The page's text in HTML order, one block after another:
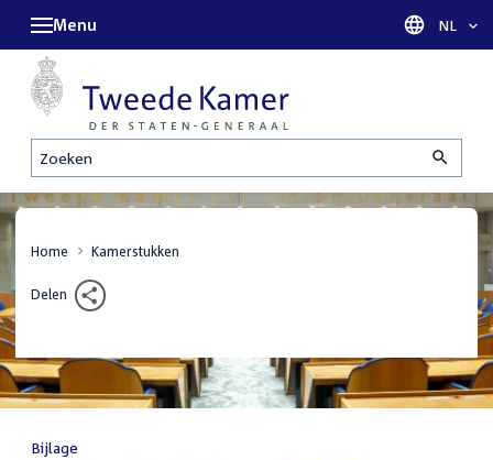
Zoeken
Menu Taal
NL
Home Kamerstukken
Delen
Bijlage